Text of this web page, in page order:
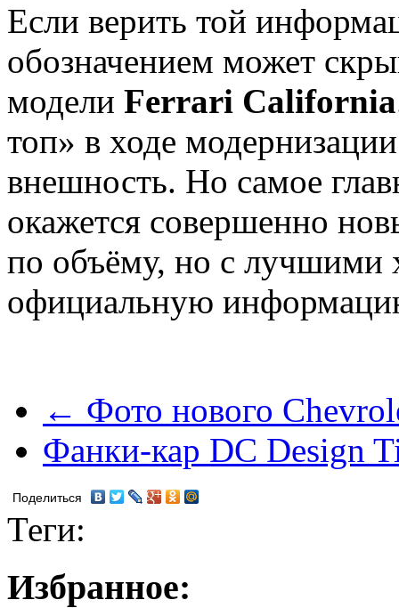
Если верить той
обозначением может
модели Ferrari California
топ» в ходе
внешность. Но самое
окажется совершенно
по объёму, но с лучшими
официальную
← Фото нового
Фанки-кар DC Design
Поделиться
Теги:
Избранное: